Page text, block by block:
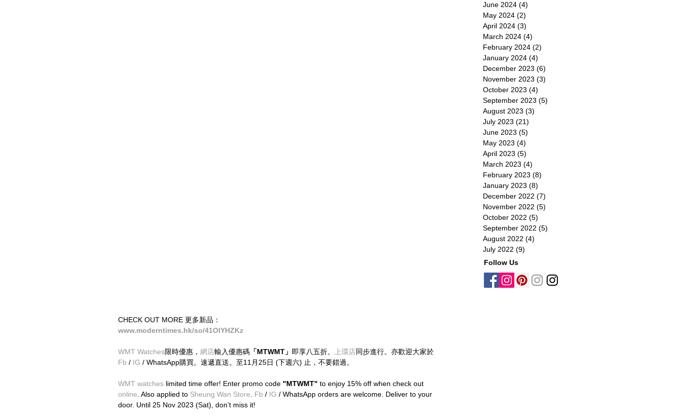
CHECK OUT MORE 更多新品：
www.moderntimes.hk/so/41OlYHZKz
WMT Watches限時優惠， 網店輸入優惠碼 「MTWMT」 即享八五折。 上環店同步進行。亦歡迎大家於
Fb / IG / WhatsApp購買。速遞直送。至11月25日 (下週六) 止，不要錯過。
WMT watches limited time offer! Enter promo code "MTWMT" to enjoy 15% off when check out
online . Also applied to Sheung Wan Store Fb / IG / WhatsApp orders are welcome. Deliver to your
door. Until 25 Nov 2023 (Sat), don’t miss it!
June 2024 (4)
May 2024 (2)
April 2024 (3)
March 2024 (4)
February 2024 (2)
January 2024 (4)
December 2023 (6)
November 2023 (3)
October 2023 (4)
September 2023 (5)
August 2023 (3)
July 2023 (21)
June 2023 (5)
May 2023 (4)
April 2023 (5)
March 2023 (4)
February 2023 (8)
January 2023 (8)
December 2022 (7)
November 2022 (5)
October 2022 (5)
September 2022 (5)
August 2022 (4)
July 2022 (9)
Follow Us